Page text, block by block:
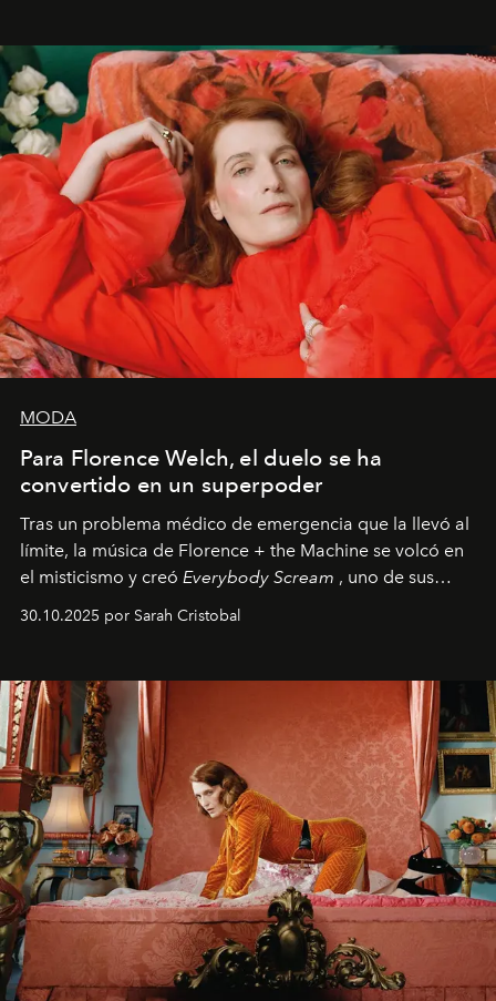
importa si no lo entienden’”, confiesa.
MODA
Para Florence Welch, el duelo se ha
convertido en un superpoder
Tras un problema médico de emergencia que la llevó al
límite, la música de Florence + the Machine se volcó en
el misticismo y creó Everybody Scream , uno de sus
álbumes más profundos hasta la fecha.
30.10.2025 por Sarah Cristobal